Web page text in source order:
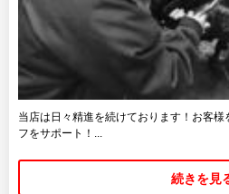
当店は日々精進を続けております！お客
フをサポート！...
続きを見